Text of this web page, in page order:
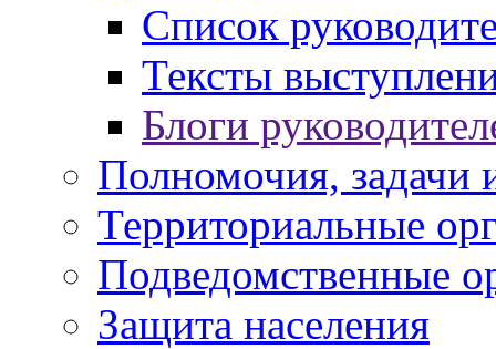
Список
Тексты
Блоги
Полномочия, задачи
Территориальные
Подведомственные
Защита населения